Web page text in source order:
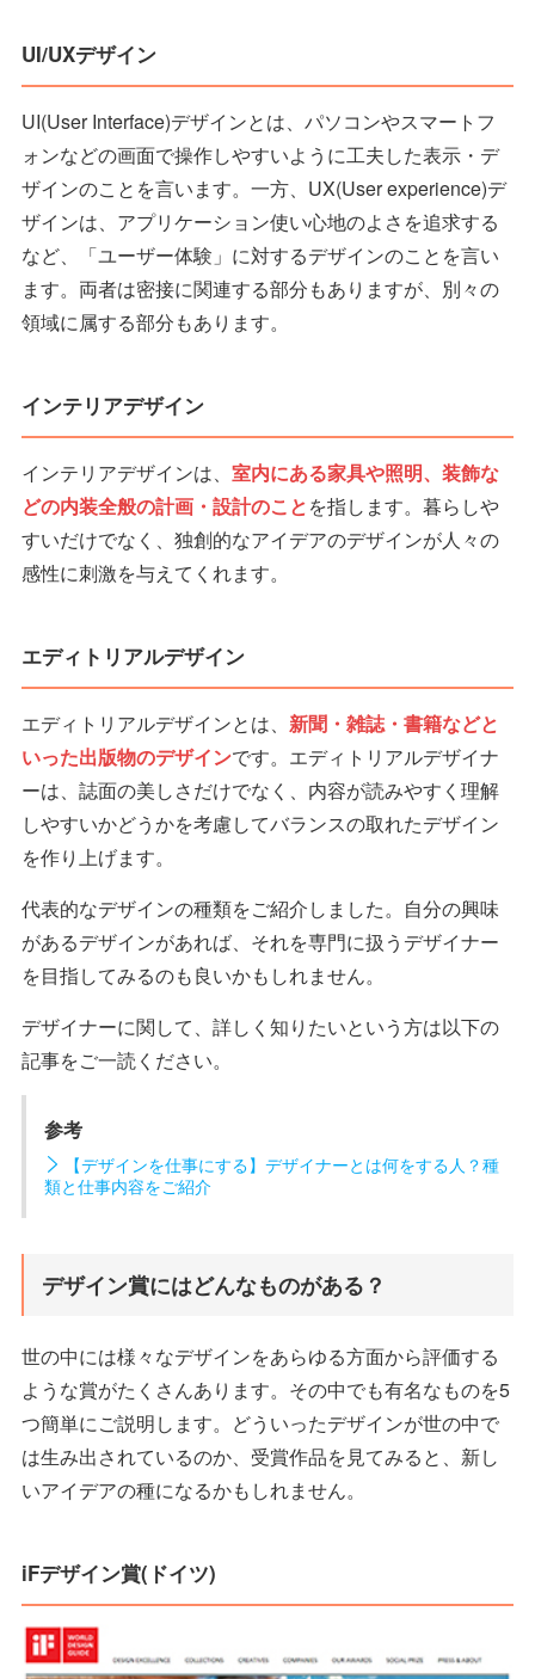
UI/UXデザイン
UI(User Interface)デザインとは、パソコンやスマートフ
ォンなどの画面で操作しやすいように工夫した表示・デ
ザインのことを言います。一方、UX(User experience)デ
ザインは、アプリケーション使い心地のよさを追求する
など、「ユーザー体験」に対するデザインのことを言い
ます。両者は密接に関連する部分もありますが、別々の
領域に属する部分もあります。
インテリアデザイン
インテリアデザインは、 室内にある家具や照明、装飾な
どの内装全般の計画・設計のことを指します。暮らしや
すいだけでなく、独創的なアイデアのデザインが人々の
感性に刺激を与えてくれます。
エディトリアルデザイン
エディトリアルデザインとは、 新聞・雑誌・書籍などと
いった出版物のデザインです。エディトリアルデザイナ
ーは、誌面の美しさだけでなく、内容が読みやすく理解
しやすいかどうかを考慮してバランスの取れたデザイン
を作り上げます。
代表的なデザインの種類をご紹介しました。自分の興味
があるデザインがあれば、それを専門に扱うデザイナー
を目指してみるのも良いかもしれません。
デザイナーに関して、詳しく知りたいという方は以下の
記事をご一読ください。
参考
【デザインを仕事にする】デザイナーとは何をする人？種
類と仕事内容をご紹介
デザイン賞にはどんなものがある？
世の中には様々なデザインをあらゆる方面から評価する
ような賞がたくさんあります。その中でも有名なものを5
つ簡単にご説明します。どういったデザインが世の中で
は生み出されているのか、受賞作品を見てみると、新し
いアイデアの種になるかもしれません。
iFデザイン賞(ドイツ)